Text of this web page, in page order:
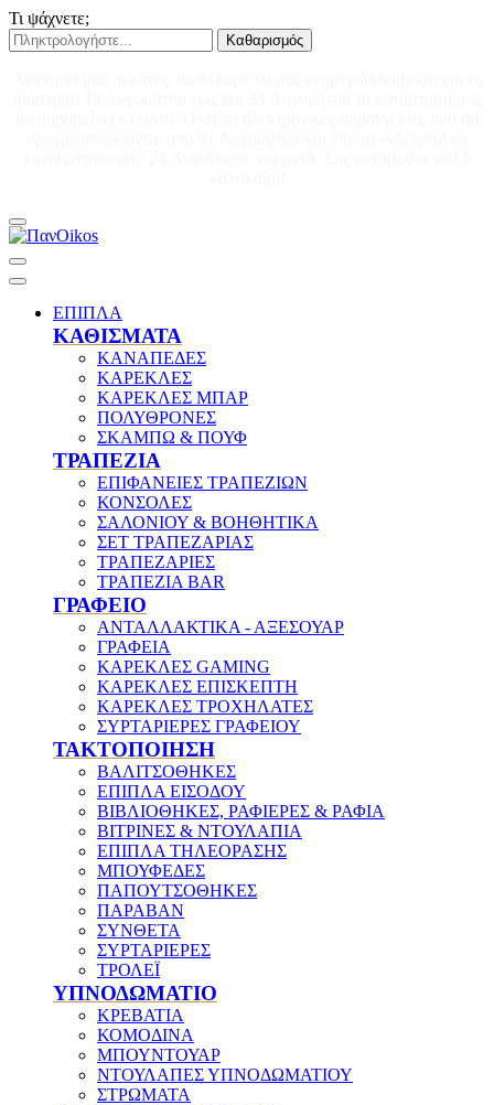
Τι ψάχνετε;
Καθαρισμός
ΕΠΙΠΛΑ
ΚΑΘΙΣΜΑΤΑ
ΚΑΝΑΠΕΔΕΣ
ΚΑΡΕΚΛΕΣ
ΚΑΡΕΚΛΕΣ ΜΠΑΡ
ΠΟΛΥΘΡΟΝΕΣ
ΣΚΑΜΠΩ & ΠΟΥΦ
ΤΡΑΠΕΖΙΑ
ΕΠΙΦΑΝΕΙΕΣ ΤΡΑΠΕΖΙΩΝ
ΚΟΝΣΟΛΕΣ
ΣΑΛΟΝΙΟΥ & ΒΟΗΘΗΤΙΚΑ
ΣΕΤ ΤΡΑΠΕΖΑΡΙΑΣ
ΤΡΑΠΕΖΑΡΙΕΣ
ΤΡΑΠΕΖΙΑ BAR
ΓΡΑΦΕΙΟ
ΑΝΤΑΛΛΑΚΤΙΚΑ - ΑΞΕΣΟΥΑΡ
ΓΡΑΦΕΙΑ
ΚΑΡΕΚΛΕΣ GAMING
ΚΑΡΕΚΛΕΣ ΕΠΙΣΚΕΠΤΗ
ΚΑΡΕΚΛΕΣ ΤΡΟΧΗΛΑΤΕΣ
ΣΥΡΤΑΡΙΕΡΕΣ ΓΡΑΦΕΙΟΥ
ΤΑΚΤΟΠΟΙΗΣΗ
ΒΑΛΙΤΣΟΘΗΚΕΣ
ΕΠΙΠΛΑ ΕΙΣΟΔΟΥ
ΒΙΒΛΙΟΘΗΚΕΣ, ΡΑΦΙΕΡΕΣ & ΡΑΦΙΑ
ΒΙΤΡΙΝΕΣ & ΝΤΟΥΛΑΠΙΑ
ΕΠΙΠΛΑ ΤΗΛΕΟΡΑΣΗΣ
ΜΠΟΥΦΕΔΕΣ
ΠΑΠΟΥΤΣΟΘΗΚΕΣ
ΠΑΡΑΒΑΝ
ΣΥΝΘΕΤΑ
ΣΥΡΤΑΡΙΕΡΕΣ
ΤΡΟΛΕΪ
ΥΠΝΟΔΩΜΑΤΙΟ
ΚΡΕΒΑΤΙΑ
ΚΟΜΟΔΙΝΑ
ΜΠΟΥΝΤΟΥΑΡ
ΝΤΟΥΛΑΠΕΣ ΥΠΝΟΔΩΜΑΤΙΟΥ
ΣΤΡΩΜΑΤΑ